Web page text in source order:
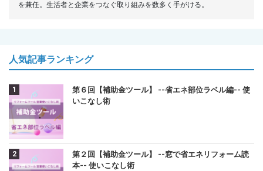
を兼任。生活者と企業をつなぐ取り組みを数多く手がける。
人気記事ランキング
第６回【補助金ツール】 --省エネ部位ラベル編-- 使
いこなし術
第２回【補助金ツール】 --窓で省エネリフォーム読
本-- 使いこなし術